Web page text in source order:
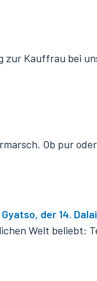
Kauffrau bei
Ob pur
der 14.
Welt beliebt: